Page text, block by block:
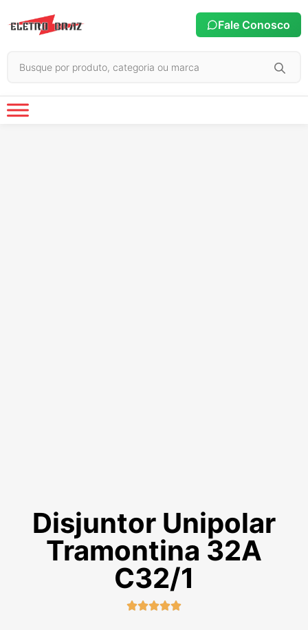
Fale Conosco
Disjuntor Unipolar
Tramontina 32A
C32/1
